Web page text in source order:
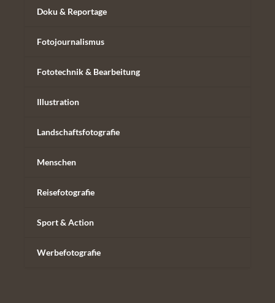
Doku & Reportage
Fotojournalismus
Fototechnik & Bearbeitung
Illustration
Landschaftsfotografie
Menschen
Reisefotografie
Sport & Action
Werbefotografie